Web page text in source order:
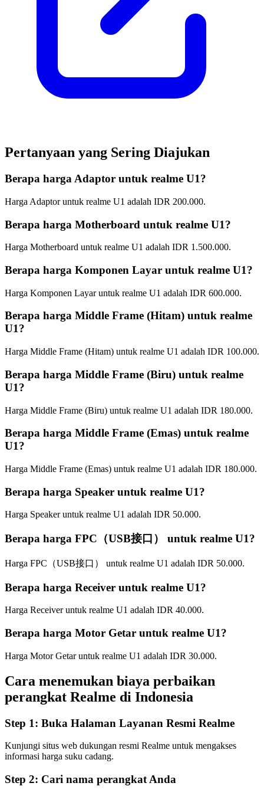
Pertanyaan yang Sering Diajukan
Berapa harga Adaptor untuk realme U1?
Harga Adaptor untuk realme U1 adalah IDR 200.000.
Berapa harga Motherboard untuk realme U1?
Harga Motherboard untuk realme U1 adalah IDR 1.500.000.
Berapa harga Komponen Layar untuk realme U1?
Harga Komponen Layar untuk realme U1 adalah IDR 600.000.
Berapa harga Middle Frame (Hitam) untuk realme
U1?
Harga Middle Frame (Hitam) untuk realme U1 adalah IDR 100.000.
Berapa harga Middle Frame (Biru) untuk realme
U1?
Harga Middle Frame (Biru) untuk realme U1 adalah IDR 180.000.
Berapa harga Middle Frame (Emas) untuk realme
U1?
Harga Middle Frame (Emas) untuk realme U1 adalah IDR 180.000.
Berapa harga Speaker untuk realme U1?
Harga Speaker untuk realme U1 adalah IDR 50.000.
Berapa harga FPC（USB接口） untuk realme U1?
Harga FPC（USB接口） untuk realme U1 adalah IDR 50.000.
Berapa harga Receiver untuk realme U1?
Harga Receiver untuk realme U1 adalah IDR 40.000.
Berapa harga Motor Getar untuk realme U1?
Harga Motor Getar untuk realme U1 adalah IDR 30.000.
Cara menemukan biaya perbaikan
perangkat Realme di Indonesia
Step 1: Buka Halaman Layanan Resmi Realme
Kunjungi situs web dukungan resmi Realme untuk mengakses
informasi harga suku cadang.
Step 2: Cari nama perangkat Anda